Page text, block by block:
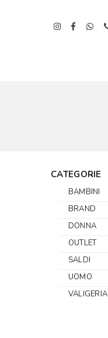
CATEGORIE
BAMBINI
BRAND
DONNA
OUTLET
SALDI
UOMO
VALIGERIA